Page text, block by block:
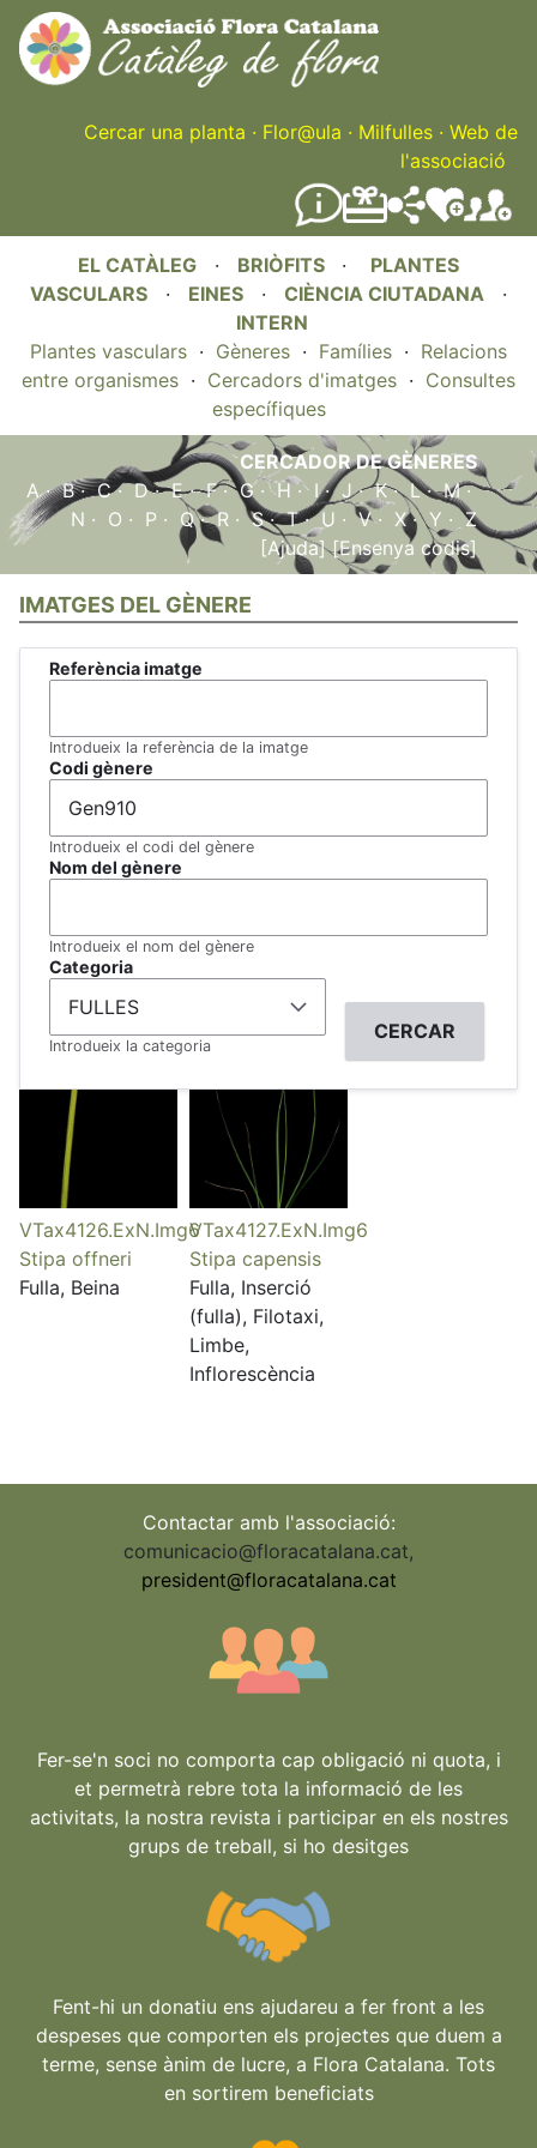
Skip
to
main
content
Cercar una planta · Flor@ula · Milfulles · Web de
l'associació
EL CATÀLEG · BRIÒFITS · PLANTES
VASCULARS · EINES · CIÈNCIA CIUTADANA ·
INTERN
Plantes vasculars · Gèneres · Famílies · Relacions
entre organismes · Cercadors d'imatges · Consultes
específiques
CERCADOR DE GÈNERES
A·B·C·D·E·F·G·H · I·J·K·L·M·
N · O · P · Q·R ·S·T·U ·V· X·Y ·Z
[Ajuda][Ensenya codis]
IMATGES DEL GÈNERE
Referència imatge
Introdueix la referència de la imatge
Codi gènere
Introdueix el codi del gènere
Nom del gènere
Introdueix el nom del gènere
Categoria
Introdueix la categoria
VTax4126.ExN.Img6
Stipa offneri
Fulla, Beina
VTax4127.ExN.Img6
Stipa capensis
Fulla, Inserció
(fulla), Filotaxi,
Limbe,
Inflorescència
Contactar amb l'associació:
comunicacio@floracatalana.cat,
president@floracatalana.cat
Fer-se'n soci no comporta cap obligació ni quota, i
et permetrà rebre tota la informació de les
activitats, la nostra revista i participar en els nostres
grups de treball, si ho desitges
Fent-hi un donatiu ens ajudareu a fer front a les
despeses que comporten els projectes que duem a
terme, sense ànim de lucre, a Flora Catalana. Tots
en sortirem beneficiats